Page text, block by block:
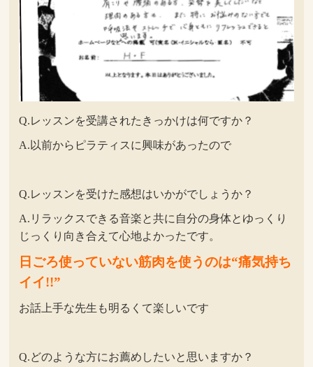
Q.レッスンを受講されたきっかけは何ですか？
A.以前からピラティスに興味があったので
Q.レッスンを受けた感想はいかがでしょうか？
A.リラックスできる音楽と共に自分の身体とゆっくり
じっくり向き合えて心地よかったです。
日ごろ使っていない筋肉を使うのは“痛気持ち
イイ!!”
お話上手な先生も明るくて楽しいです
Q.どのような方にお薦めしたいと思いますか？